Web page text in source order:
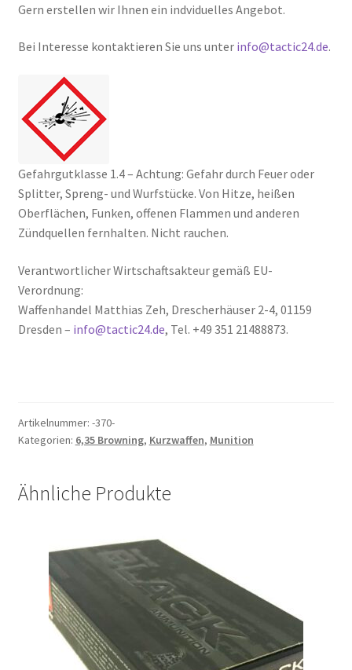
Gern erstellen wir Ihnen ein indviduelles Angebot.
Bei Interesse kontaktieren Sie uns unter info@tactic24.de.
Gefahrgutklasse 1.4 – Achtung: Gefahr durch Feuer oder
Splitter, Spreng- und Wurfstücke. Von Hitze, heißen
Oberflächen, Funken, offenen Flammen und anderen
Zündquellen fernhalten. Nicht rauchen.
Verantwortlicher Wirtschaftsakteur gemäß EU-
Verordnung:
Waffenhandel Matthias Zeh, Drescherhäuser 2-4, 01159
Dresden – info@tactic24.de, Tel. +49 351 21488873.
Artikelnummer: -370-
Kategorien: 6,35 Browning, Kurzwaffen, Munition
Ähnliche Produkte